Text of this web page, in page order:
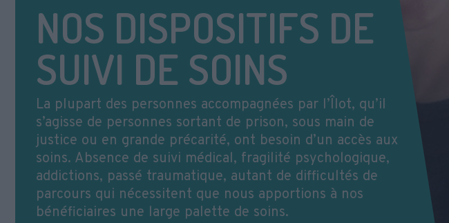
NOS DISPOSITIFS DE
SUIVI DE SOINS
La plupart des personnes accompagnées par l’Îlot, qu’il
s’agisse de personnes sortant de prison, sous main de
justice ou en grande précarité, ont besoin d’un accès aux
soins. Absence de suivi médical, fragilité psychologique,
addictions, passé traumatique, autant de difficultés de
parcours qui nécessitent que nous apportions à nos
bénéficiaires une large palette de soins.